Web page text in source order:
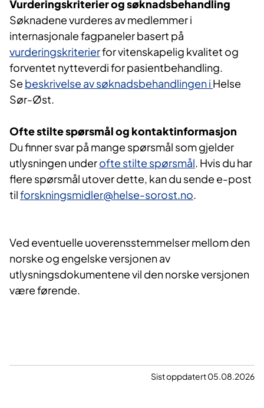
Vurderingskriterier og søknadsbehandling
Søknadene vurderes av medlemmer i
internasjonale fagpaneler basert på
vurderingskriterierfor vitenskapelig kvalitet og
forventet nytteverdi for pasientbehandling.
Se beskrivelse av søknadsbehandlingen i Helse
Sør-Øst.
Ofte stilte spørsmål og kontaktinformasjon
Du finner svar på mange spørsmål som gjelder
utlysningen underofte stilte spørsmål. Hvis du har
flere spørsmål utover dette, kan du sende e-post
tilforskningsmidler@helse-sorost.no.
Ved eventuelle uoverensstemmelser mellom den
norske og engelske versjonen av
utlysningsdokumentene vil den norske versjonen
være førende.
Sist oppdatert 05.08.2026